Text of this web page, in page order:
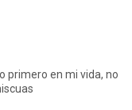
en mi vida, no